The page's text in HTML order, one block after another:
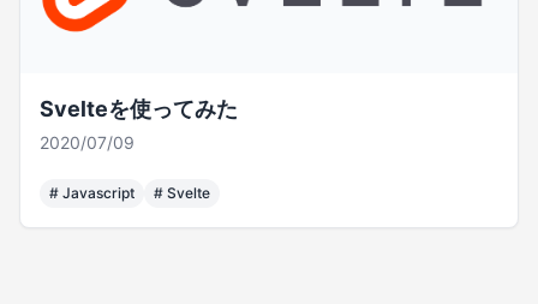
Svelteを使ってみた
2020/07/09
# Javascript # Svelte